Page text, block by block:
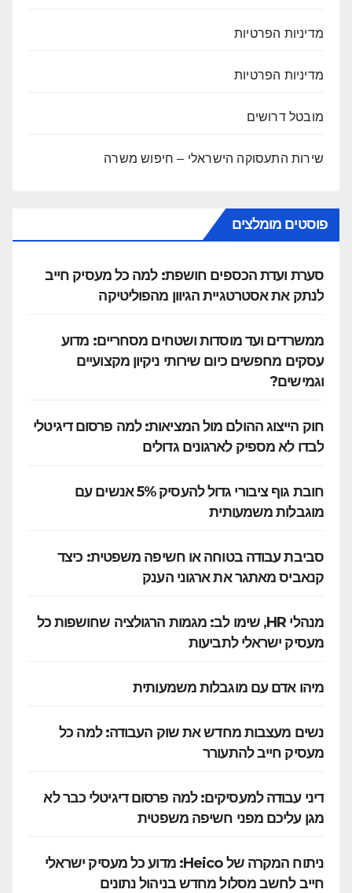
מדיניות הפרטיות
מדיניות הפרטיות
מובטל דרושים
שירות התעסוקה הישראלי – חיפוש משרה
פוסטים מומלצים
סערת ועדת הכספים חושפת: למה כל מעסיק חייב
לנתק את אסטרטגיית הגיוון מהפוליטיקה
ממשרדים ועד מוסדות ושטחים מסחריים: מדוע
עסקים מחפשים כיום שירותי ניקיון מקצועיים
וגמישים?
חוק הייצוג ההולם מול המציאות: למה פרסום דיגיטלי
לבדו לא מספיק לארגונים גדולים
חובת גוף ציבורי גדול להעסיק 5% אנשים עם
מוגבלות משמעותית
סביבת עבודה בטוחה או חשיפה משפטית: כיצד
קנאביס מאתגר את ארגוני הענק
מנהלי HR, שימו לב: מגמות הרגולציה שחושפות כל
מעסיק ישראלי לתביעות
מיהו אדם עם מוגבלות משמעותית
נשים מעצבות מחדש את שוק העבודה: למה כל
מעסיק חייב להתעורר
דיני עבודה למעסיקים: למה פרסום דיגיטלי כבר לא
מגן עליכם מפני חשיפה משפטית
ניתוח המקרה של Heico: מדוע כל מעסיק ישראלי
חייב לחשב מסלול מחדש בניהול נתונים